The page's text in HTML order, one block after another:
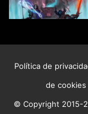
Política de
de cookies
© Copyright 2015-